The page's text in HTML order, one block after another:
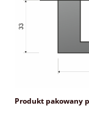
Produkt pakowany